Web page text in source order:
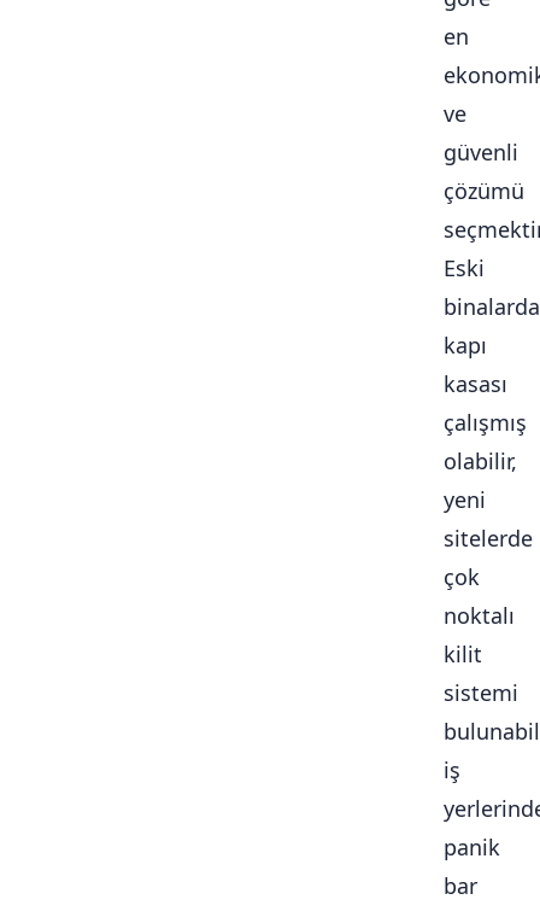
en
ve
güvenli
çözümü
Eski
binalarda
kapı
kasası
çalışmış
olabilir,
yeni
sitelerde
çok
noktalı
kilit
sistemi
iş
panik
bar